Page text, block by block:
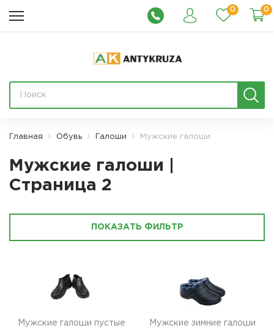
0 0
Главная Обувь Галоши Мужские галоши
Мужские галоши |
Страница 2
ПОКАЗАТЬ ФИЛЬТР
Мужские галоши пустые
Мужские зимние галоши